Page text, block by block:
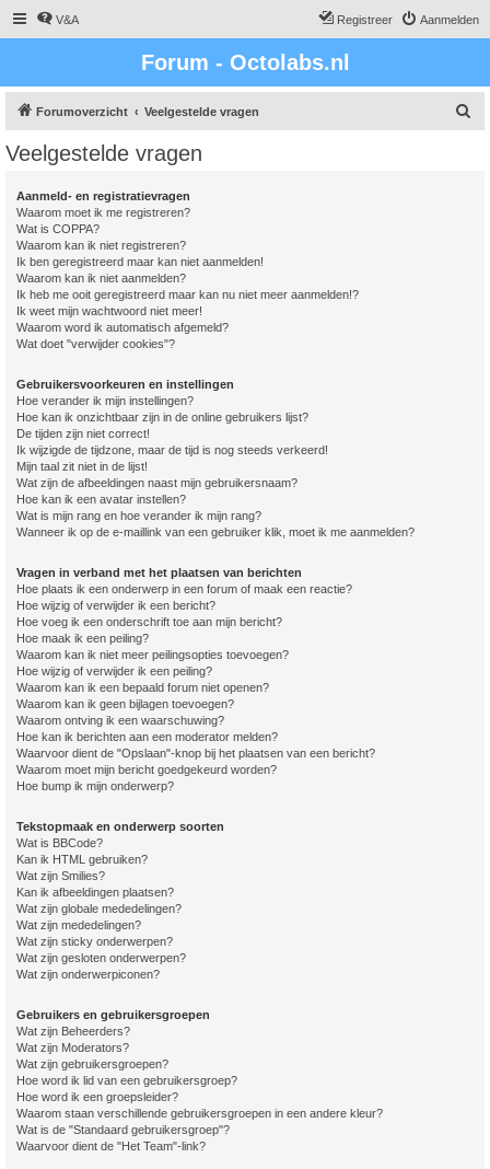
V&A Aanmelden
Registreer
Forum - Octolabs.nl
Forumoverzicht Veelgestelde vragen
Veelgestelde vragen
Aanmeld- en registratievragen
Waarom moet ik me registreren?
Wat is COPPA?
Waarom kan ik niet registreren?
Ik ben geregistreerd maar kan niet aanmelden!
Waarom kan ik niet aanmelden?
Ik heb me ooit geregistreerd maar kan nu niet meer aanmelden!?
Ik weet mijn wachtwoord niet meer!
Waarom word ik automatisch afgemeld?
Wat doet "verwijder cookies"?
Gebruikersvoorkeuren en instellingen
Hoe verander ik mijn instellingen?
Hoe kan ik onzichtbaar zijn in de online gebruikers lijst?
De tijden zijn niet correct!
Ik wijzigde de tijdzone, maar de tijd is nog steeds verkeerd!
Mijn taal zit niet in de lijst!
Wat zijn de afbeeldingen naast mijn gebruikersnaam?
Hoe kan ik een avatar instellen?
Wat is mijn rang en hoe verander ik mijn rang?
Wanneer ik op de e-maillink van een gebruiker klik, moet ik me aanmelden?
Vragen in verband met het plaatsen van berichten
Hoe plaats ik een onderwerp in een forum of maak een reactie?
Hoe wijzig of verwijder ik een bericht?
Hoe voeg ik een onderschrift toe aan mijn bericht?
Hoe maak ik een peiling?
Waarom kan ik niet meer peilingsopties toevoegen?
Hoe wijzig of verwijder ik een peiling?
Waarom kan ik een bepaald forum niet openen?
Waarom kan ik geen bijlagen toevoegen?
Waarom ontving ik een waarschuwing?
Hoe kan ik berichten aan een moderator melden?
Waarvoor dient de "Opslaan"-knop bij het plaatsen van een bericht?
Waarom moet mijn bericht goedgekeurd worden?
Hoe bump ik mijn onderwerp?
Tekstopmaak en onderwerp soorten
Wat is BBCode?
Kan ik HTML gebruiken?
Wat zijn Smilies?
Kan ik afbeeldingen plaatsen?
Wat zijn globale mededelingen?
Wat zijn mededelingen?
Wat zijn sticky onderwerpen?
Wat zijn gesloten onderwerpen?
Wat zijn onderwerpiconen?
Gebruikers en gebruikersgroepen
Wat zijn Beheerders?
Wat zijn Moderators?
Wat zijn gebruikersgroepen?
Hoe word ik lid van een gebruikersgroep?
Hoe word ik een groepsleider?
Waarom staan verschillende gebruikersgroepen in een andere kleur?
Wat is de "Standaard gebruikersgroep"?
Waarvoor dient de "Het Team"-link?